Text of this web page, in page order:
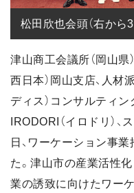
松田欣也会頭（右から3
津山商工会議所（岡山県
西日本）岡山支店、人材
ディス）コンサルティ
IRODORI（イロドリ）
日、ワーケーション事
た。津山市の産業活性
業の誘致に向けたワー